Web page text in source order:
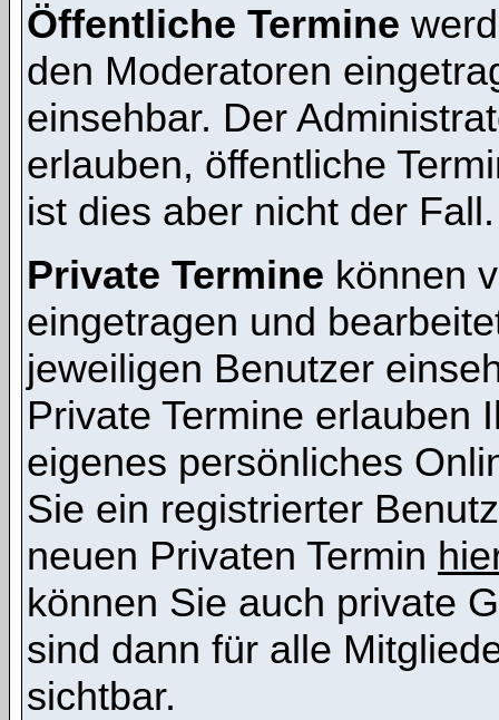
Öffentliche Termine
den Moderatoren
einsehbar. Der
erlauben, öffentliche
ist dies aber nicht der Fall.
Private Termine können
eingetragen und
jeweiligen Benutzer
Private Termine erlauben
eigenes persönliches
Sie ein registrierter
neuen Privaten Termin
können Sie auch private
sind dann für alle
sichtbar.